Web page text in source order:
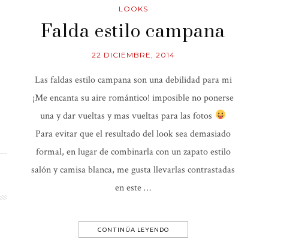
LOOKS
Falda estilo campana
22 DICIEMBRE, 2014
Las faldas estilo campana son una debilidad para mi
¡Me encanta su aire romántico! imposible no ponerse
una y dar vueltas y mas vueltas para las fotos
Para evitar que el resultado del look sea demasiado
formal, en lugar de combinarla con un zapato estilo
salón y camisa blanca, me gusta llevarlas contrastadas
en este …
CONTINÚA LEYENDO